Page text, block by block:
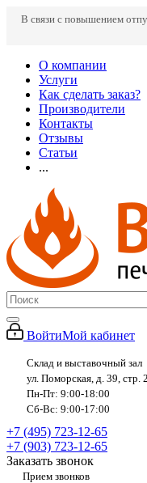
В связи с повышением
О компании
Услуги
Как сделать заказ?
Производители
Контакты
Отзывы
Статьи
...
ВойтиМой кабинет
Склад и выставочный зал
ул. Поморская, д. 39, стр. 2
Пн-Пт: 9:00-18:00
Сб-Вс: 9:00-17:00
+7 (495) 723-12-65
+7 (903) 723-12-65
Заказать звонок
Прием звонков